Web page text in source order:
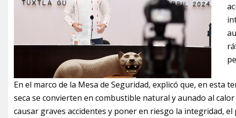
En el marco de la Mesa de Seguridad, explicó que, en esta
seca se convierten en combustible natural y aunado al
causar graves accidentes y poner en riesgo la integridad,